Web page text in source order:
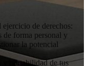
de derechos:
de forma personal y
la potencial
y portabilidad de tus